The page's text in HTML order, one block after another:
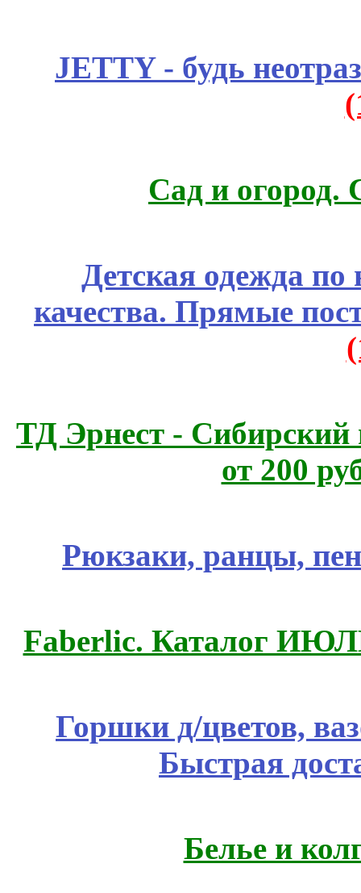
JETTY - будь
Сад и огород.
Детская одежда
качества. Прямые
ТД Эрнест - Сибирский
от 200
Рюкзаки, ранцы,
Faberlic. Каталог
Горшки д/цветов,
Быстрая
Белье и